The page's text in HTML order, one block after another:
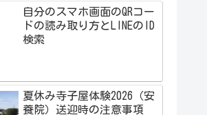
自分のスマホ画面のQRコー
ドの読み取り方とLINEのID
検索
夏休み寺子屋体験2026（安
養院）送迎時の注意事項